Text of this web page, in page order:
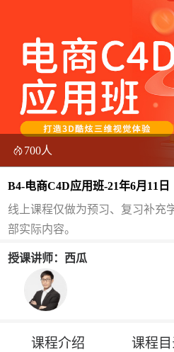
700人
B4-电商C4D应用班-21年6月11日
线上课程仅做为预习、复习补充
部实际内容。
授课讲师：西瓜
课程介绍 课程目